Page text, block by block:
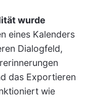
wurde
eines Kalenders
Dialogfeld,
das Exportieren
wie